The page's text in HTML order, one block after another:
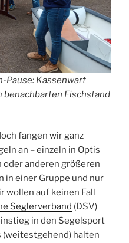
Pause: Kassenwart
benachbarten Fischstand
fangen wir ganz
an – einzeln in Optis
oder anderen größeren
in einer Gruppe und nur
auf keinen Fall
Seglerverband (DSV)
in den Segelsport
halten